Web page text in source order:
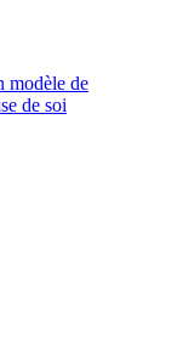
modèle de
de soi